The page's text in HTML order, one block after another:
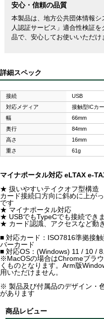
安心・信頼の品質
本製品は、地方公共団体情報
人認証サービス」適合性検証
品で、安心してお使いいただけ
詳細スペック
接続
USB
対応メディア
接触型ICカ
幅
66mm
奥行
84mm
高さ
16mm
重さ
61g
マイナポータル対応 eLTAX e-
★ 扱いやすいテイクオフ型構造
カード接続口方向に斜めに上が
です
★ マイナポータル対応
★ USBでもTypeCでも接続でき
★ カード認識、アクセスなど動
■ 対応カード：ISO7816準拠接
バーカード
■ 対応OS：(Windows) 11 / 10 /
※MacOSの場合はChromeブラ
くものとなります。Arm版
用いただけません。
※ 製品及び付属品のデザイン・
があります
商品レビュー